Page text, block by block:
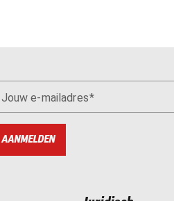
Jouw e-mailadres
AANMELDEN